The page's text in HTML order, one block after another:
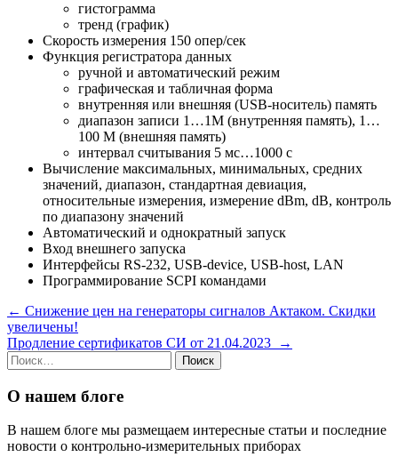
гистограмма
тренд (график)
Cкорость измерения 150 опер/сек
Функция регистратора данных
ручной и автоматический режим
графическая и табличная форма
внутренняя или внешняя (USB-носитель) память
диапазон записи 1…1М (внутренняя память), 1…
100 М (внешняя память)
интервал считывания 5 мс…1000 с
Вычисление максимальных, минимальных, средних
значений, диапазон, стандартная девиация,
относительные измерения, измерение dBm, dB, контроль
по диапазону значений
Автоматический и однократный запуск
Вход внешнего запуска
Интерфейсы RS-232, USB-device, USB-host, LAN
Программирование SCPI командами
Навигация
по
записям
← Снижение цен на генераторы сигналов Актаком. Скидки
увеличены!
Продление сертификатов СИ от 21.04.2023
→
Найти:
О нашем блоге
В нашем блоге мы размещаем интересные статьи и последние
новости о контрольно-измерительных приборах